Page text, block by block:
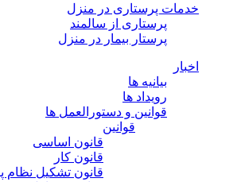
خدمات پرستاری در منزل
پرستاری از سالمند
پرستار بیمار در منزل
اخبار
بیانیه ها
رویداد ها
قوانین و دستورالعمل ها
قوانین
قانون اساسی
قانون کار
قانون تشکیل نظام